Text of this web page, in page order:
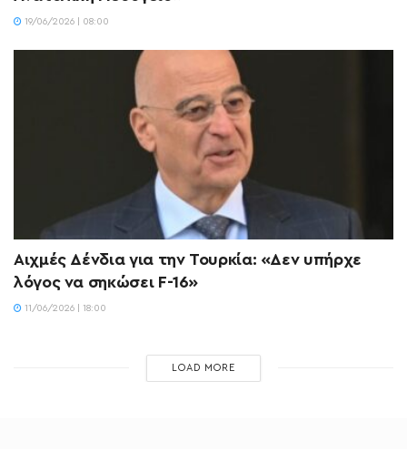
19/06/2026 | 08:00
Αιχμές Δένδια για την Τουρκία: «Δεν υπήρχε
λόγος να σηκώσει F-16»
11/06/2026 | 18:00
LOAD MORE